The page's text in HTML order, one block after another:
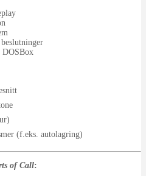
DOSBox
(f.eks. autolagring)
of Call: